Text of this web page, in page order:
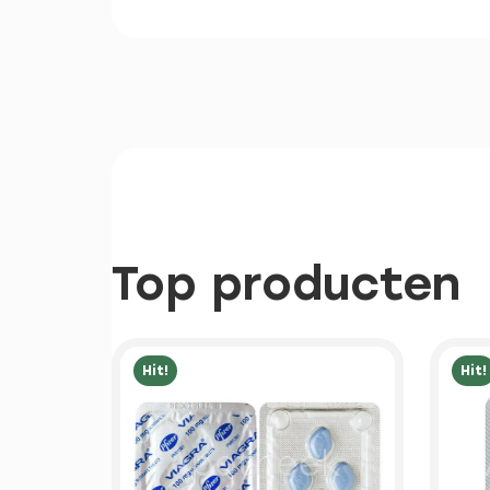
Top producten
Hit! Hit!